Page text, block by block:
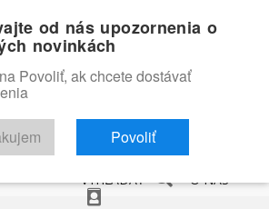
TRAILERY FILMOVÁ DATABÁZA
VYHĽADAŤ O NÁS
od nás upozornenia o
novinkách
Povoliť, ak chcete dostávať
Povoliť